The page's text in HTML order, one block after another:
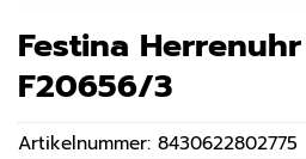
Festina
F20656/3
Artikelnummer: 8430622802775